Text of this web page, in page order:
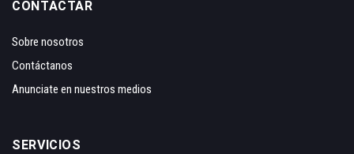
CONTACTAR
Sobre nosotros
Contáctanos
Anunciate en nuestros medios
SERVICIOS